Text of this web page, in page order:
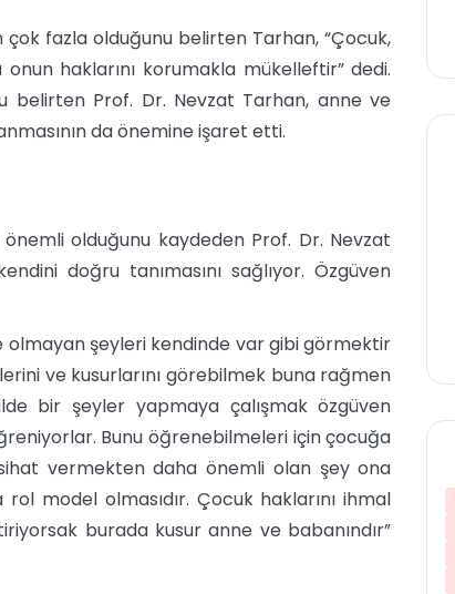
fazla olduğunu belirten Tarhan, “Çocuk,
haklarını korumakla mükelleftir” dedi.
belirten Prof. Dr. Nevzat Tarhan, anne ve
da önemine işaret etti.
olduğunu kaydeden Prof. Dr. Nevzat
doğru tanımasını sağlıyor. Özgüven
olmayan şeyleri kendinde var gibi görmektir
ve kusurlarını görebilmek buna rağmen
bir şeyler yapmaya çalışmak özgüven
Bunu öğrenebilmeleri için çocuğa
vermekten daha önemli olan şey ona
model olmasıdır. Çocuk haklarını ihmal
burada kusur anne ve babanındır”